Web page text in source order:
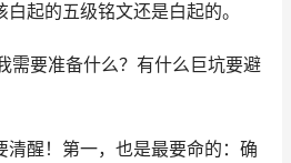
起的五级铭文还是白起的。
需要准备什么？有什么巨坑要避
清醒！第一，也是最要命的：确